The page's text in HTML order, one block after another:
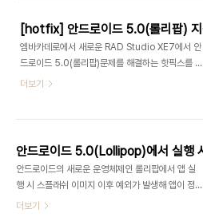
안드로이드 L 스타일팩 활용안드로이드 5.0(롤리
팝) 지원 핫픽스
엠바카데로에서 새로운 RAD Studio XE7에서 안
드로이드 5.0(롤리팝)문제를 해결하는 핫픽스를 내
놓았습니다. 그간, 안드로이드에서는 앱을 구동 시키
안드로이드 5.0에서는 ART가 기본 구동 방식으로
채택되었습니다.(안드로이드 4.4에서는 개발자 옵
션으로 ART 적용) 엠바카데로에서는 발빠르게 이에
대응(롤리팝 사용자 0.1 %)했고, 아래 핫픽스를 통
해 안드로이드 5.0을 (베타)지원합니다.
더보기
안드로이드의 새로운 운영체제인 롤리팝에서 앱 실
행 시 스플래쉬 이미지 이후 예외가 발생해 앱이 정상
구동되지 않는 이슈가 발생하고 있습니다. 간단하게
더보기